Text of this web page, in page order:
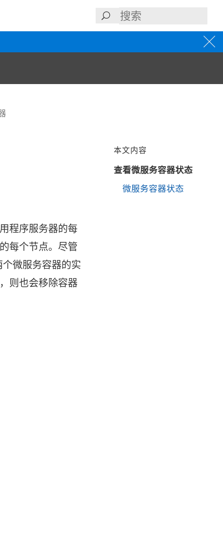
程序服务器的每
每个节点。尽管
微服务容器的实
则也会移除容器
本文内容
查看微服务容器状态
微服务容器状态